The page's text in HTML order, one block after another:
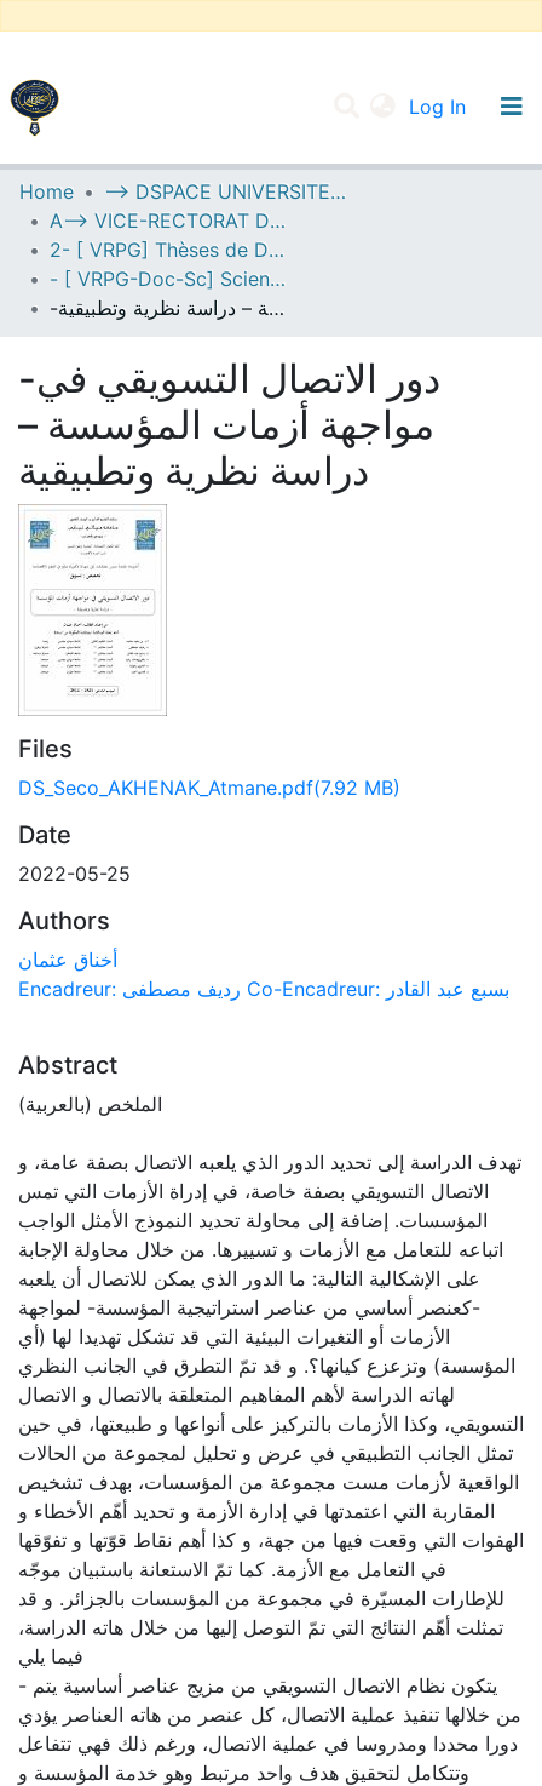
Log In
UNIVERSITY OF D.L SIDI BEL ABBES
Communities & Collections
All of DSpace
Statistics
Home
--> DSPACE UNIVERSITE DJILALLI LIABES DE SIDI BEL ABBES
A--> VICE-RECTORAT DE LA POST-GRADUATION
2- [ VRPG] Thèses de Doctorat en Sciences
- [ VRPG-Doc-Sc] Sciences économiques --- علوم إقتصادية
-دور الاتصال التسويقي في مواجهة أزمات المؤسسة – دراسة نظرية وتطبيقية
-دور الاتصال التسويقي في
مواجهة أزمات المؤسسة –
دراسة نظرية وتطبيقية
Files
DS_Seco_AKHENAK_Atmane.pdf(7.92 MB)
Date
2022-05-25
Authors
أخناق عثمان
Encadreur: رديف مصطفى Co-Encadreur: بسبع عبد القادر
Abstract
الملخص (بالعربية)
تهدف الدراسة إلى تحديد الدور الذي يلعبه الاتصال بصفة عامة، و
الاتصال التسويقي بصفة خاصة، في إدراة الأزمات التي تمس
المؤسسات. إضافة إلى محاولة تحديد النموذج الأمثل الواجب
اتباعه للتعامل مع الأزمات و تسييرها. من خلال محاولة الإجابة
على الإشكالية التالية: ما الدور الذي يمكن للاتصال أن يلعبه
-كعنصر أساسي من عناصر استراتيجية المؤسسة- لمواجهة
الأزمات أو التغيرات البيئية التي قد تشكل تهديدا لها (أي
المؤسسة) وتزعزع كيانها؟. و قد تمّ التطرق في الجانب النظري
لهاته الدراسة لأهم المفاهيم المتعلقة بالاتصال و الاتصال
التسويقي، وكذا الأزمات بالتركيز على أنواعها و طبيعتها، في حين
تمثل الجانب التطبيقي في عرض و تحليل لمجموعة من الحالات
الواقعية لأزمات مست مجموعة من المؤسسات، بهدف تشخيص
المقاربة التي اعتمدتها في إدارة الأزمة و تحديد أهّم الأخطاء و
الهفوات التي وقعت فيها من جهة، و كذا أهم نقاط قوّتها و تفوّقها
في التعامل مع الأزمة. كما تمّ الاستعانة باستبيان موجّه
للإطارات المسيّرة في مجموعة من المؤسسات بالجزائر. و قد
تمثلت أهّم النتائج التي تمّ التوصل إليها من خلال هاته الدراسة،
فيما يلي
- يتكون نظام الاتصال التسويقي من مزيج عناصر أساسية يتم
من خلالها تنفيذ عملية الاتصال، كل عنصر من هاته العناصر يؤدي
دورا محددا ومدروسا في عملية الاتصال، ورغم ذلك فهي تتفاعل
وتتكامل لتحقيق هدف واحد مرتبط وهو خدمة المؤسسة و